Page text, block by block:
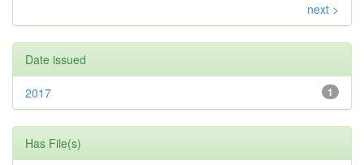
next >
Date issued
1
2017
Has File(s)